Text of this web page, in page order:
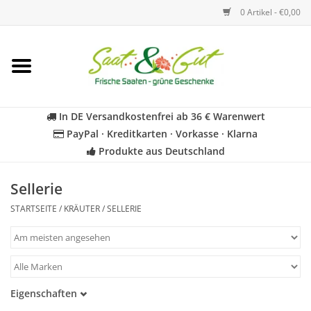
0 Artikel - €0,00
Startseite
Kräuter
Für Kinder
Geschenkideen
In DE Versandkostenfrei ab 36 € Warenwert
PayPal · Kreditkarten · Vorkasse · Klarna
Produkte aus Deutschland
Sellerie
STARTSEITE / KRÄUTER/SELLERIE
Eigenschaften